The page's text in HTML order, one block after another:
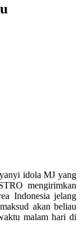
idola MJ yang
mengirimkan
Indonesia jelang
akan beliau
malam hari di